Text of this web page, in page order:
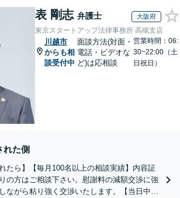
表 剛志 弁護士 大阪府
東京スタートアップ法律事務所 高槻支店
川越市
からも相
談受付中
面談方法(対面・
電話・ビデオな
ど)は応相談
営業時間：06:
30~22:00（土
日祝日）
れた側
たら】【毎月100名以上の相談実績】内容証
の方はご相談下さい。慰謝料の減額交渉に強
ながら粘り強く交渉いたします。【当日中の